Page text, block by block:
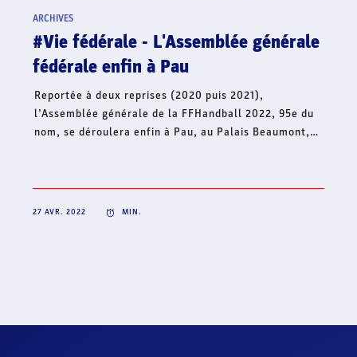
de fonds en soutien à l’Ukraine
Dans le contexte international actuel et face à la
situation humanitaire qui s’aggrave, le handball
français continue d’affirmer son soutien à l’Ukraine et
lance, ce jour, une collecte de fonds à travers sa
Fondation Hand’Solidaire. Cet élan de solidarité
22 AVR. 2022 MIN.